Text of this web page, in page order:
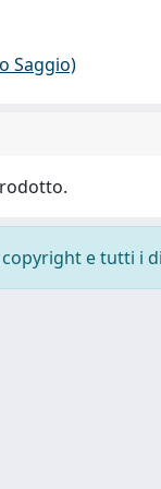
Saggio)
e tutti i